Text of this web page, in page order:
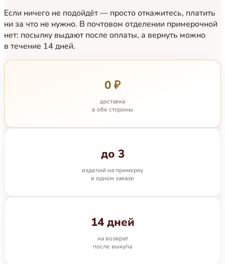
Если ничего не подойдёт — просто откажитесь, платить
ни за что не нужно. В почтовом отделении примерочной
нет: посылку выдают после оплаты, а вернуть можно
в течение 14 дней.
0 ₽
доставка
в обе стороны
до 3
изделий на примерку
в одном заказе
14 дней
на возврат
после выкупа